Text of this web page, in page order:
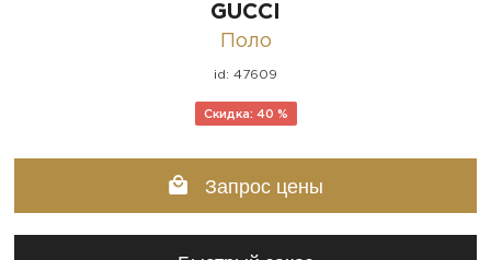
GUCCI
Поло
id: 47609
Скидка: 40 %
Запрос цены